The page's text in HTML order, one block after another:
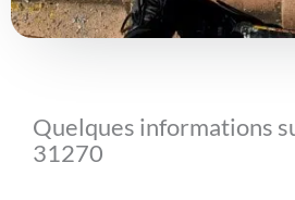
Quelques informations
31270